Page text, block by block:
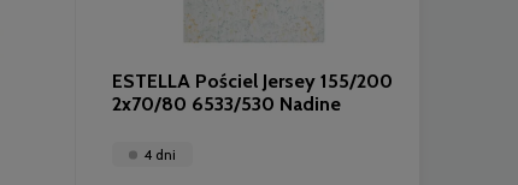
ESTELLA Pościel Jersey 155/200
2x70/80 6533/530 Nadine
4 dni